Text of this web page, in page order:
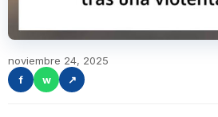
noviembre 24, 2025
f
w ↗